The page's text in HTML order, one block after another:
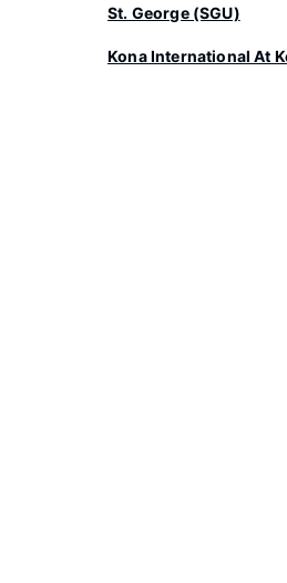
St. George (SGU)
Kona International At